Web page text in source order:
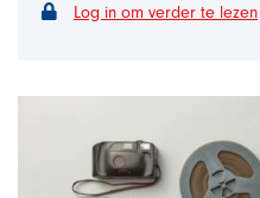
Log in om verder te lezen